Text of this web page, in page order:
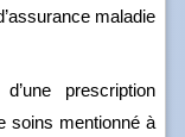
maladie
prescription
soins mentionné à